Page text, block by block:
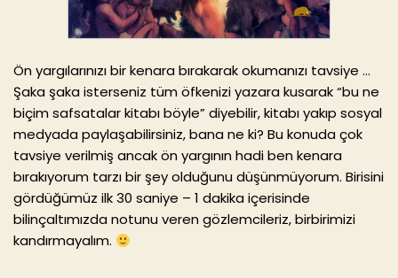
Ön yargılarınızı bir kenara bırakarak okumanızı tavsiye …
Şaka şaka isterseniz tüm öfkenizi yazara kusarak “bu ne
biçim safsatalar kitabı böyle” diyebilir, kitabı yakıp sosyal
medyada paylaşabilirsiniz, bana ne ki? Bu konuda çok
tavsiye verilmiş ancak ön yargının hadi ben kenara
bırakıyorum tarzı bir şey olduğunu düşünmüyorum. Birisini
gördüğümüz ilk 30 saniye – 1 dakika içerisinde
bilinçaltımızda notunu veren gözlemcileriz, birbirimizi
kandırmayalım.